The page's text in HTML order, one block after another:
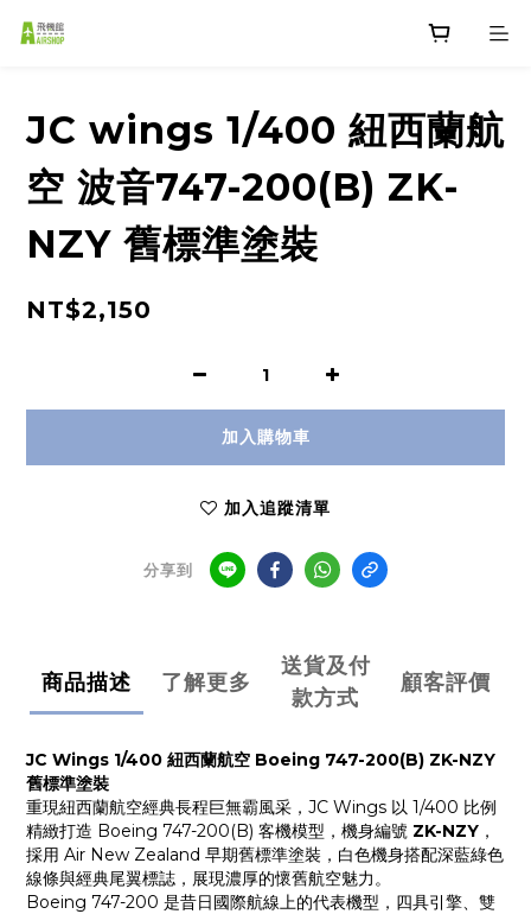
JC wings 1/400 紐西蘭航
空 波音747-200(B) ZK-
NZY 舊標準塗裝
NT$2,150
加入購物車
加入追蹤清單
分享到
商品描述 了解更多
送貨及付
款方式
顧客評價
JC Wings 1/400 紐西蘭航空 Boeing 747-200(B) ZK-NZY
舊標準塗裝
重現紐西蘭航空經典長程巨無霸風采，JC Wings 以 1/400 比例
精緻打造 Boeing 747-200(B) 客機模型，機身編號 ZK-NZY ，
採用 Air New Zealand 早期舊標準塗裝，白色機身搭配深藍綠色
線條與經典尾翼標誌，展現濃厚的懷舊航空魅力。
Boeing 747-200 是昔日國際航線上的代表機型，四具引擎、雙